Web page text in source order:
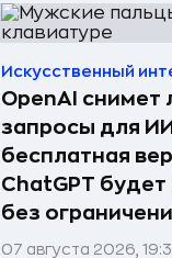
Искусственный
OpenAI снимет
запросы для
бесплатная
ChatGPT
без
07 августа 2026,